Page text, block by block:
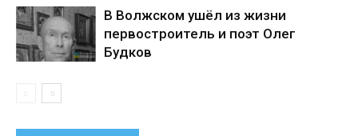
В Волжском ушёл из жизни
первостроитель и поэт Олег
Будков